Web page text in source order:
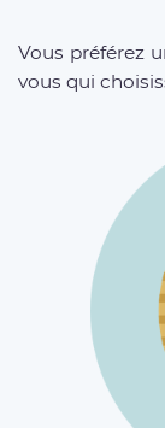
Vous préférez
vous qui